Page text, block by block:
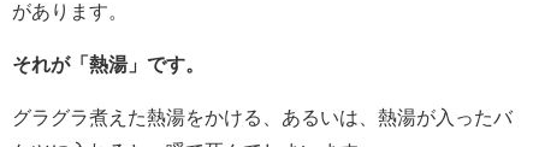
があります。
それが「熱湯」です。
グラグラ煮えた熱湯をかける、あるいは、熱湯が入ったバ